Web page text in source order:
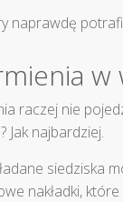
naprawdę
raczej nie
najbardziej.
siedziska
nakładki,